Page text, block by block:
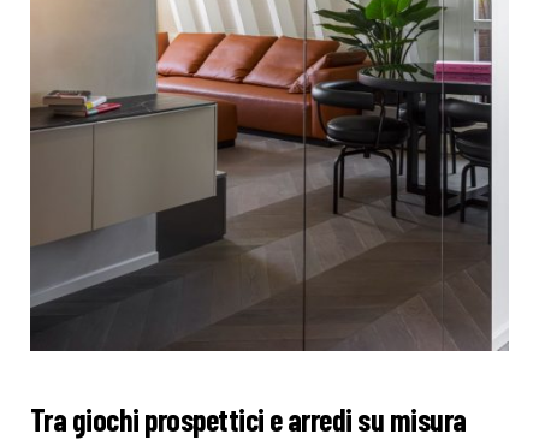
Tra giochi prospettici e arredi su misura